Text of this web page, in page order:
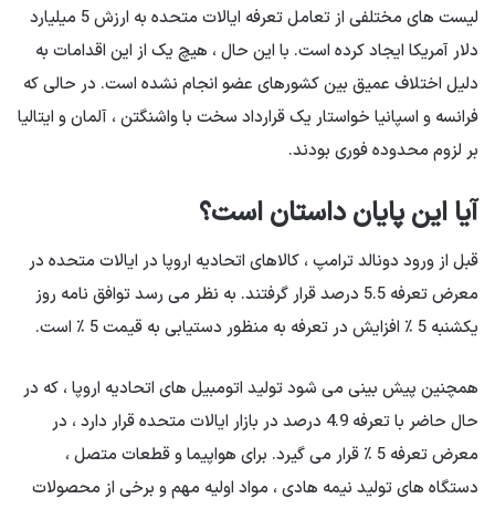
لیست های مختلفی از تعامل تعرفه ایالات متحده به ارزش 5 میلیارد
دلار آمریکا ایجاد کرده است. با این حال ، هیچ یک از این اقدامات به
دلیل اختلاف عمیق بین کشورهای عضو انجام نشده است. در حالی که
فرانسه و اسپانیا خواستار یک قرارداد سخت با واشنگتن ، آلمان و ایتالیا
بر لزوم محدوده فوری بودند.
آیا این پایان داستان است؟
قبل از ورود دونالد ترامپ ، کالاهای اتحادیه اروپا در ایالات متحده در
معرض تعرفه 5.5 درصد قرار گرفتند. به نظر می رسد توافق نامه روز
یکشنبه 5 ٪ افزایش در تعرفه به منظور دستیابی به قیمت 5 ٪ است.
همچنین پیش بینی می شود تولید اتومبیل های اتحادیه اروپا ، که در
حال حاضر با تعرفه 4.9 درصد در بازار ایالات متحده قرار دارد ، در
معرض تعرفه 5 ٪ قرار می گیرد. برای هواپیما و قطعات متصل ،
دستگاه های تولید نیمه هادی ، مواد اولیه مهم و برخی از محصولات